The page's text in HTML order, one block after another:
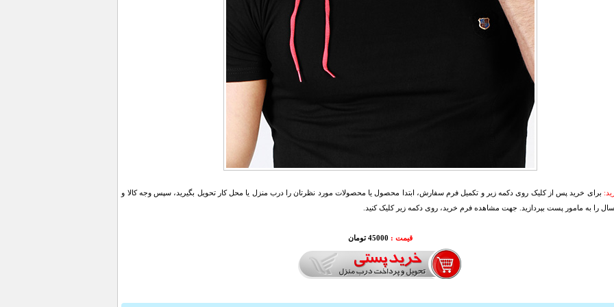
برای خرید پس از کلیک روی دکمه زیر و تکمیل فرم سفارش، ابتدا محصول یا محصولات مورد نظرتان را درب منزل یا محل کار تحویل بگیرید، سپس وجه کالا و
را به مامور پست بپردازید. جهت مشاهده فرم خرید، روی دکمه زیر کلیک کنید.
قیمت : 45000 تومان